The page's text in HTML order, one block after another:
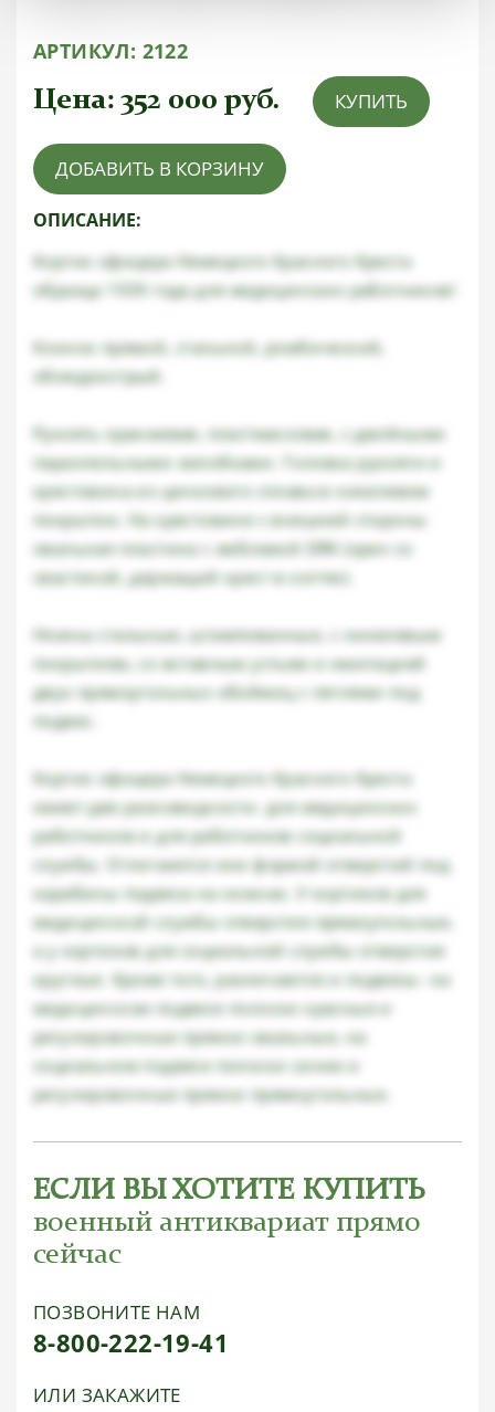
АРТИКУЛ: 2122
Цена: 352 000 руб. КУПИТЬ
ДОБАВИТЬ В КОРЗИНУ
ОПИСАНИЕ:
Кортик офицера Немецкого Красного Креста
образца 1939 года для медицинских работников!
Клинок прямой, стальной, ромбический,
обоюдоострый.
Рукоять оранжевая, пластмассовая, с двойными
параллельными желобками. Головка рукояти и
крестовина из цинкового сплава в никелевом
покрытии. На крестовине с внешней стороны
овальная пластина с эмблемой DRK (орел со
свастикой, держащий крест в когтях).
Ножны стальные, штампованные, с никелевым
покрытием, со вставным устьем и имитацией
двух прямоугольных обоймиц с петлями под
подвес.
Кортик офицера Немецкого Красного Креста
имеет две разновидности- для медицинских
работников и для работников социальной
службы. Отличаются они формой отверстий под
карабины подвеса на ножнах. У кортиков для
медицинской службы отверстия прямоугольные,
а у кортиков для социальной службы отверстия
круглые. Кроме того, различаются и подвесы- на
медицинском подвесе полоски красные и
регулировочные пряжки овальные, на
социальном подвесе полоски синие и
регулировочные пряжки прямоугольные.
ЕСЛИ ВЫ ХОТИТЕ КУПИТЬ
военный антиквариат прямо
сейчас
ПОЗВОНИТЕ НАМ
8-800-222-19-41
ИЛИ ЗАКАЖИТЕ